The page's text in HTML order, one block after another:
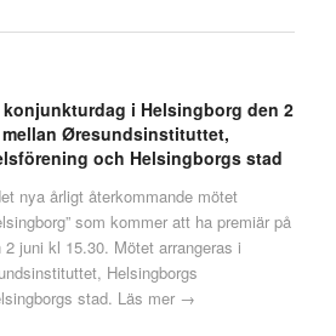
i Helsingborg den 2
Øresundsinstituttet,
och Helsingborgs stad
nya årligt återkommande mötet
som kommer att ha premiär på
juni kl 15.30. Mötet arrangeras i
Helsingborgs
stad. Läs mer →